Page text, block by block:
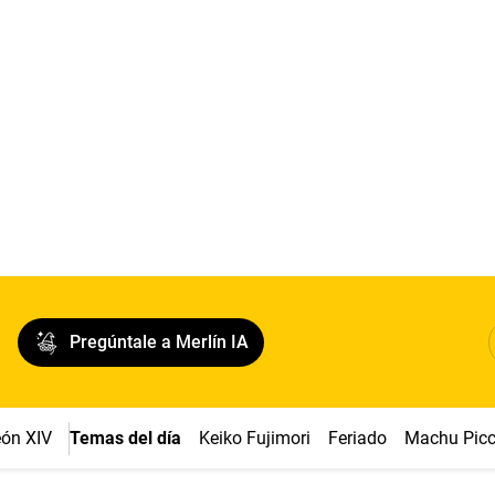
Pregúntale a Merlín IA
XIV Temas del día Keiko Fujimori Feriado Machu